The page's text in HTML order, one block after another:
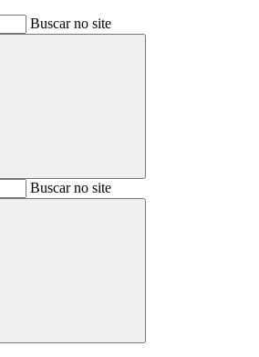
Buscar no site
BuscarBuscar no site
Buscar